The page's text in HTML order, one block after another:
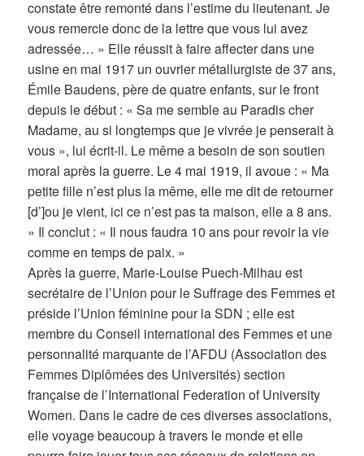
constate être remonté dans l’estime du lieutenant. Je
vous remercie donc de la lettre que vous lui avez
adressée… » Elle réussit à faire affecter dans une
usine en mai 1917 un ouvrier métallurgiste de 37 ans,
Émile Baudens, père de quatre enfants, sur le front
depuis le début : « Sa me semble au Paradis cher
Madame, au si longtemps que je vivrée je penserait à
vous », lui écrit-il. Le même a besoin de son soutien
moral après la guerre. Le 4 mai 1919, il avoue : « Ma
petite fille n’est plus la même, elle me dit de retourner
[d’]ou je vient, ici ce n’est pas ta maison, elle a 8 ans.
» Il conclut : « Il nous faudra 10 ans pour revoir la vie
comme en temps de paix. »
Après la guerre, Marie-Louise Puech-Milhau est
secrétaire de l’Union pour le Suffrage des Femmes et
préside l’Union féminine pour la SDN ; elle est
membre du Conseil international des Femmes et une
personnalité marquante de l’AFDU (Association des
Femmes Diplômées des Universités) section
française de l’International Federation of University
Women. Dans le cadre de ces diverses associations,
elle voyage beaucoup à travers le monde et elle